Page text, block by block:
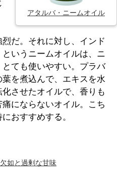
アタルバ・ニームオイル
だ。それに対し、インド
いうニームオイルは、ニ
ても使いやすい。プラバ
を煮込んで、エキスを水
させたオイルで、香りも
にならないオイル。こち
おすすめする。
如と過剰な甘味